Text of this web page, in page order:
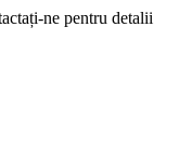
ne pentru detalii